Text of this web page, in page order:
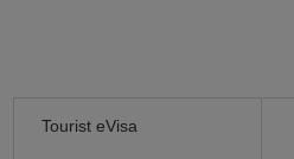
Tourist eVisa